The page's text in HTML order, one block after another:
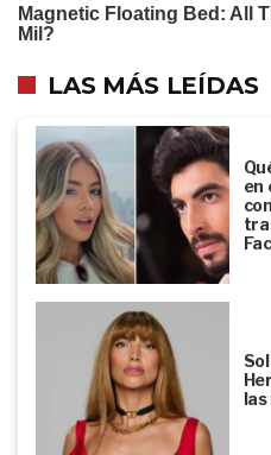
LAS MÁS LEÍDAS
en
las